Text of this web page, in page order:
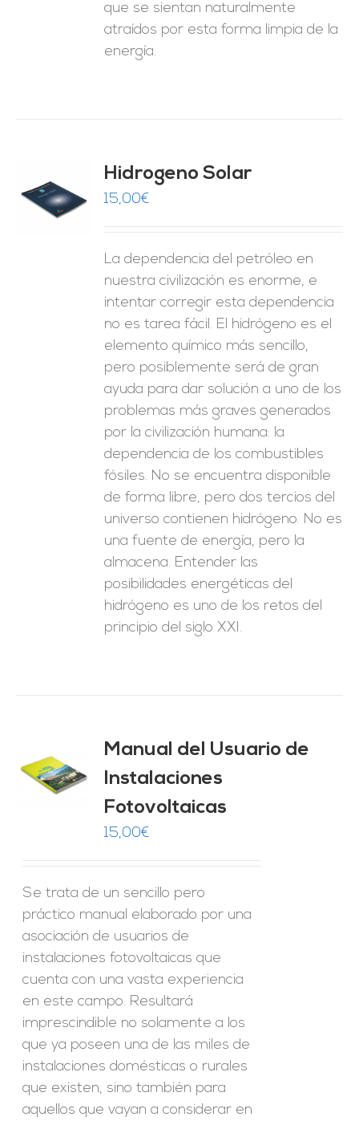
que se sientan naturalmente
atraídos por esta forma limpia de la
energía.
Hidrogeno Solar
15,00€
La dependencia del petróleo en
nuestra civilización es enorme, e
intentar corregir esta dependencia
no es tarea fácil. El hidrógeno es el
elemento químico más sencillo,
pero posiblemente será de gran
ayuda para dar solución a uno de los
problemas más graves generados
por la civilización humana: la
dependencia de los combustibles
fósiles. No se encuentra disponible
de forma libre, pero dos tercios del
universo contienen hidrógeno. No es
una fuente de energía, pero la
almacena. Entender las
posibilidades energéticas del
hidrógeno es uno de los retos del
principio del siglo XXI.
Manual del Usuario de
Instalaciones
Fotovoltaicas
15,00€
Se trata de un sencillo pero
práctico manual elaborado por una
asociación de usuarios de
instalaciones fotovoltaicas que
cuenta con una vasta experiencia
en este campo. Resultará
imprescindible no solamente a los
que ya poseen una de las miles de
instalaciones domésticas o rurales
que existen, sino también para
aquellos que vayan a considerar en